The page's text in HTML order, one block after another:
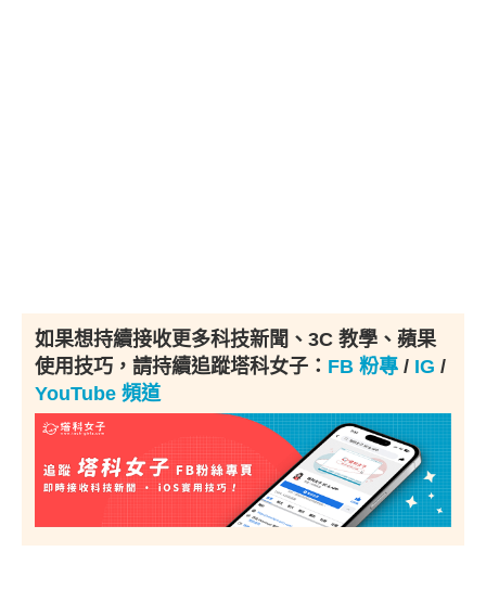
如果想持續接收更多科技新聞、3C 教學、蘋果
使用技巧，請持續追蹤塔科女子： FB 粉專 / IG /
YouTube 頻道